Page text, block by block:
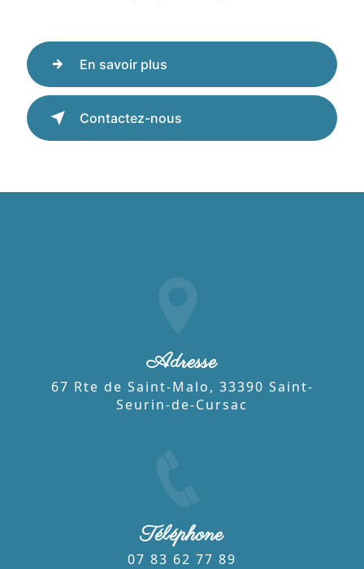
En savoir plus
Contactez-nous
Adresse
67 Rte de Saint-Malo, 33390 Saint-
Seurin-de-Cursac
Téléphone
07 83 62 77 89